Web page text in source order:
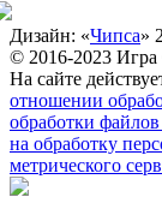
Дизайн: «Чипса»
© 2016-2023
На сайте
отношении
обработки
на обработку
метрического